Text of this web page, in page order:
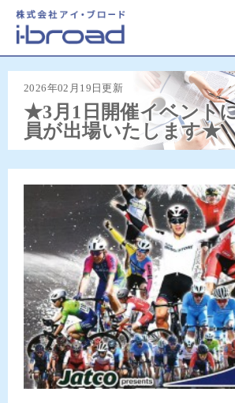
★3月1日開催イベント
員が出場いたします★
2026年02月19日更新